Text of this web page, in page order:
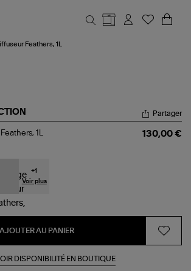
Feathers, 1L
Partager
1L 130,00 €
+1
Voir plus
AJOUTER AU PANIER
DISPONIBILITÉ EN BOUTIQUE